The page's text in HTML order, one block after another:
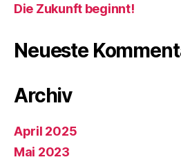
Die Zukunft beginnt!
Neueste
Archiv
April 2025
Mai 2023